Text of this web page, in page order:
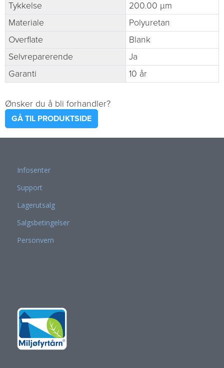
Tykkelse
200.00 µm
Materiale
Polyuretan
Overflate
Blank
Selvreparerende
Ja
Garanti
10 år
Ønsker du å bli forhandler?
GÅ TIL PRODUKTSIDE
Infosenter
Support
Lagerutsalg
Salgsbetingelser
Personvern